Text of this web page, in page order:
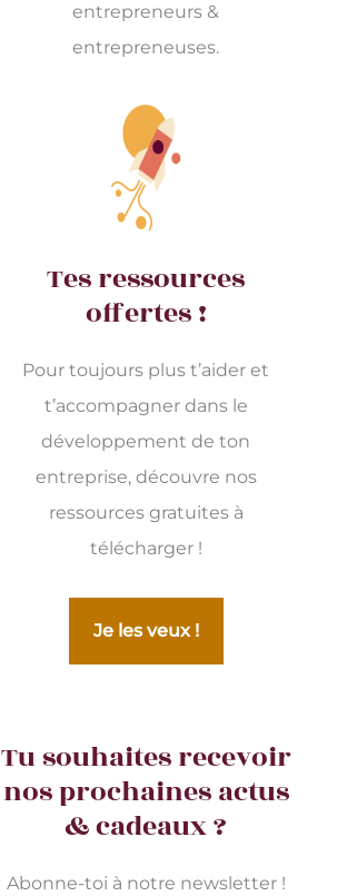
entrepreneurs &
entrepreneuses.
Tes ressources
offertes !
Pour toujours plus t’aider et
t’accompagner dans le
développement de ton
entreprise, découvre nos
ressources gratuites à
télécharger !
Je les veux !
Tu souhaites recevoir
nos prochaines actus
& cadeaux ?
Abonne-toi à notre newsletter !